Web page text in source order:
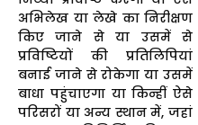
अभिलेख या लेखे का निरीक्षण
किए जाने से या उसमें से
प्रविष्टियों की प्रतिलिपियां
बनाई जाने से रोकेगा या उसमें
बाधा पहुंचाएगा या किन्हीं ऐसे
परिसरों या अन्य स्थान में, जहां